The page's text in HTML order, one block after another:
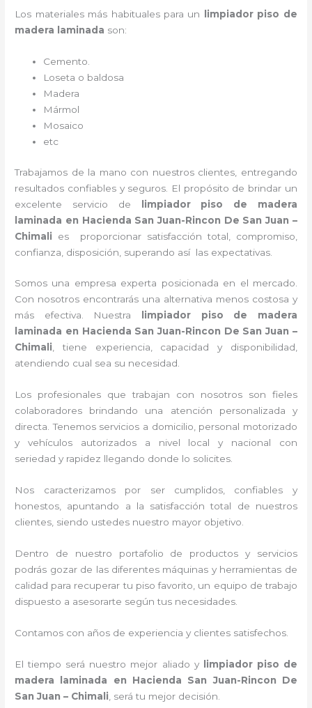
Los materiales más habituales para un
limpiador piso de
madera laminada son:
Cemento.
Loseta o baldosa
Madera
Mármol
Mosaico
etc
Trabajamos de la mano con nuestros clientes, entregando
resultados confiables y seguros. El propósito de brindar un
excelente servicio de limpiador piso de madera
laminada en Hacienda San Juan-Rincon De San Juan –
Chimali es proporcionar satisfacción total, compromiso,
confianza, disposición, superando así las expectativas.
Somos una empresa experta posicionada en el mercado.
Con nosotros encontrarás una alternativa menos costosa y
más efectiva. Nuestra
limpiador piso de madera
laminada en Hacienda San Juan-Rincon De San Juan –
Chimali, tiene experiencia, capacidad y disponibilidad,
atendiendo cual sea su necesidad.
Los profesionales que trabajan con nosotros son fieles
colaboradores brindando una atención personalizada y
directa.Tenemos servicios a domicilio, personal motorizado
y vehículos autorizados a nivel local y nacional con
seriedad y rapidez llegando donde lo solicites.
Nos caracterizamos por ser cumplidos, confiables y
honestos, apuntando a la satisfacción total de nuestros
clientes, siendo ustedes nuestro mayor objetivo.
Dentro de nuestro portafolio de productos y servicios
podrás gozar de las diferentes máquinas y herramientas de
calidad para recuperar tu piso favorito, un equipo de trabajo
dispuesto a asesorarte según tus necesidades.
Contamos con años de experiencia y clientes satisfechos.
El tiempo será nuestro mejor aliado y
limpiador piso de
madera laminada en Hacienda San Juan-Rincon De
San Juan – Chimali , será tu mejor decisión.